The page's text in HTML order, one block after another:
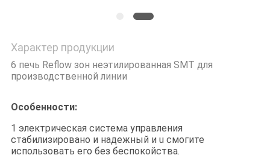
Характер продукции
6 печь Reflow зон неэтилированная SMT для
производственной линии
Особенности:
1 электрическая система управления
стабилизировано и надежный и u смогите
использовать его без беспокойства.